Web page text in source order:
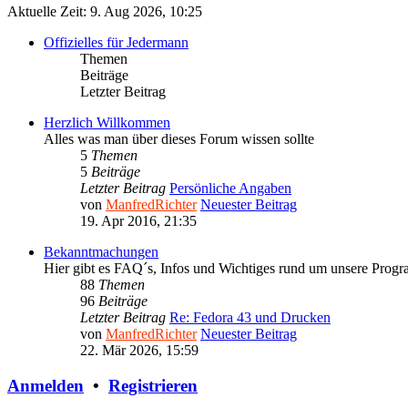
Aktuelle Zeit: 9. Aug 2026, 10:25
Offizielles für Jedermann
Themen
Beiträge
Letzter Beitrag
Herzlich Willkommen
Alles was man über dieses Forum wissen sollte
5 Themen
5 Beiträge
Letzter Beitrag Persönliche Angaben
von ManfredRichter Neuester Beitrag
19. Apr 2016, 21:35
Bekanntmachungen
Hier gibt es FAQ´s, Infos und Wichtiges rund um unsere
88 Themen
96 Beiträge
Letzter Beitrag Re: Fedora 43 und Drucken
von ManfredRichter Neuester Beitrag
22. Mär 2026, 15:59
Anmelden • Registrieren